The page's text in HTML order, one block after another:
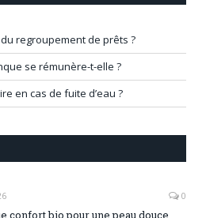
regroupement de prêts ?
se rémunère-t-elle ?
en cas de fuite d’eau ?
0
confort bio pour une peau douce